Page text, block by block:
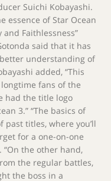
Suichi Kobayashi.
essence of Star Ocean
Faithlessness”
said that it has
understanding of
added, “This
fans of the
had the title logo
3.” “The basics of
titles, where you’ll
for a one-on-one
“On the other hand,
the regular battles,
the boss in a